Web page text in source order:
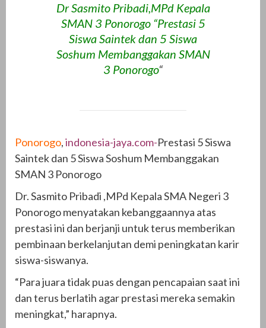
Dr Sasmito Pribadi,MPd Kepala
SMAN 3 Ponorogo “Prestasi 5
Siswa Saintek dan 5 Siswa
Soshum Membanggakan SMAN
3 Ponorogo“
Ponorogo,indonesia-jaya.com-Prestasi 5 Siswa
Saintek dan 5 Siswa Soshum Membanggakan
SMAN 3 Ponorogo
Dr. Sasmito Pribadi ,MPd Kepala SMA Negeri 3
Ponorogo menyatakan kebanggaannya atas
prestasi ini dan berjanji untuk terus memberikan
pembinaan berkelanjutan demi peningkatan karir
siswa-siswanya.
“Para juara tidak puas dengan pencapaian saat ini
dan terus berlatih agar prestasi mereka semakin
meningkat,” harapnya.